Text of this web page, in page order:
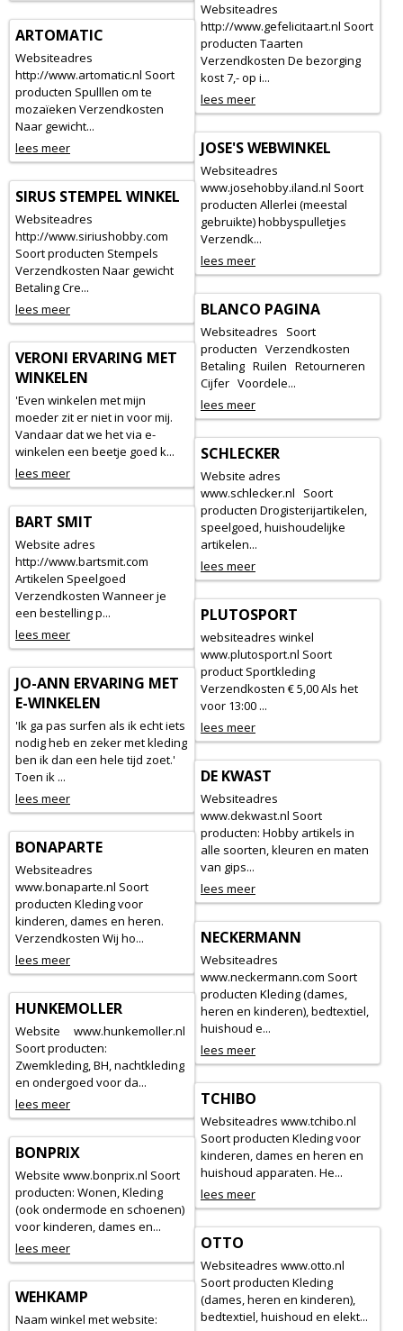
Websiteadres
http://www.gefelicitaart.nl Soort
producten Taarten
Verzendkosten De bezorging
kost 7,- op i...
lees meer
ARTOMATIC
Websiteadres
http://www.artomatic.nl Soort
producten Spulllen om te
mozaïeken Verzendkosten
Naar gewicht...
lees meer
JOSE'S WEBWINKEL
Websiteadres
www.josehobby.iland.nl Soort
producten Allerlei (meestal
gebruikte) hobbyspulletjes
Verzendk...
lees meer
SIRUS STEMPEL WINKEL
Websiteadres
http://www.siriushobby.com
Soort producten Stempels
Verzendkosten Naar gewicht
Betaling Cre...
lees meer
BLANCO PAGINA
Websiteadres Soort
producten Verzendkosten
Betaling Ruilen Retourneren
Cijfer Voordele...
lees meer
VERONI ERVARING MET
WINKELEN
'Even winkelen met mijn
moeder zit er niet in voor mij.
Vandaar dat we het via e-
winkelen een beetje goed k...
lees meer
SCHLECKER
Website adres
www.schlecker.nl Soort
producten Drogisterijartikelen,
speelgoed, huishoudelijke
artikelen...
lees meer
BART SMIT
Website adres
http://www.bartsmit.com
Artikelen Speelgoed
Verzendkosten Wanneer je
een bestelling p...
lees meer
PLUTOSPORT
websiteadres winkel
www.plutosport.nl Soort
product Sportkleding
Verzendkosten € 5,00 Als het
voor 13:00 ...
lees meer
JO-ANN ERVARING MET
E-WINKELEN
'Ik ga pas surfen als ik echt iets
nodig heb en zeker met kleding
ben ik dan een hele tijd zoet.'
Toen ik ...
lees meer
DE KWAST
Websiteadres
www.dekwast.nl Soort
producten: Hobby artikels in
alle soorten, kleuren en maten
van gips...
lees meer
BONAPARTE
Websiteadres
www.bonaparte.nl Soort
producten Kleding voor
kinderen, dames en heren.
Verzendkosten Wij ho...
lees meer
NECKERMANN
Websiteadres
www.neckermann.com Soort
producten Kleding (dames,
heren en kinderen), bedtextiel,
huishoud e...
lees meer
HUNKEMOLLER
Website www.hunkemoller.nl
Soort producten:
Zwemkleding, BH, nachtkleding
en ondergoed voor da...
lees meer
TCHIBO
Websiteadres www.tchibo.nl
Soort producten Kleding voor
kinderen, dames en heren en
huishoud apparaten. He...
lees meer
BONPRIX
Website www.bonprix.nl Soort
producten: Wonen, Kleding
(ook ondermode en schoenen)
voor kinderen, dames en...
lees meer
OTTO
Websiteadres www.otto.nl
Soort producten Kleding
(dames, heren en kinderen),
bedtextiel, huishoud en elekt...
WEHKAMP
Naam winkel met website: